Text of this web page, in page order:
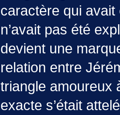
caractère qui
n’avait pas été
devient une
relation entre
triangle amoureux
exacte s’était